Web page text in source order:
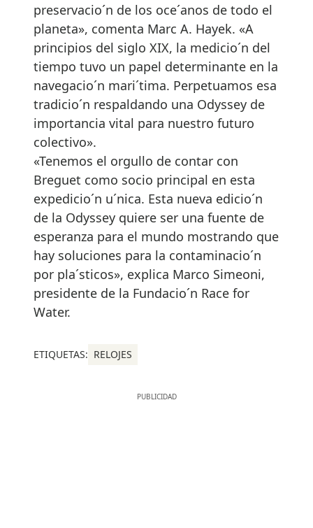
preservacio´n de los oce´anos de todo el
planeta», comenta Marc A. Hayek. «A
principios del siglo XIX, la medicio´n del
tiempo tuvo un papel determinante en la
navegacio´n mari´tima. Perpetuamos esa
tradicio´n respaldando una Odyssey de
importancia vital para nuestro futuro
colectivo».
«Tenemos el orgullo de contar con
Breguet como socio principal en esta
expedicio´n u´nica. Esta nueva edicio´n
de la Odyssey quiere ser una fuente de
esperanza para el mundo mostrando que
hay soluciones para la contaminacio´n
por pla´sticos», explica Marco Simeoni,
presidente de la Fundacio´n Race for
Water.
ETIQUETAS: RELOJES